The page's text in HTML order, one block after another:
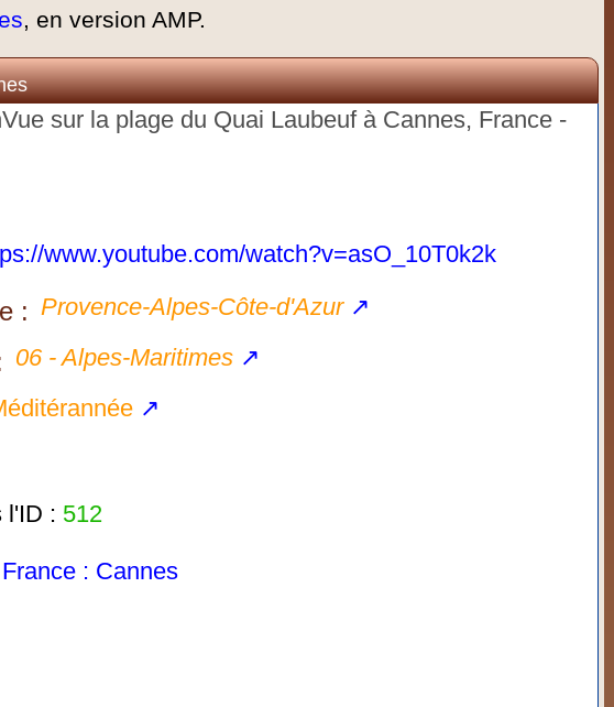
, en version AMP.
sur la plage du Quai Laubeuf à Cannes, France -
www.youtube.com/watch?v=asO_10T0k2k
: Provence-Alpes-Côte-d'Azur↗
06 - Alpes-Maritimes ↗
↗
: 512
: Cannes